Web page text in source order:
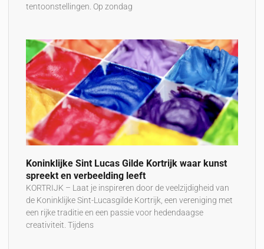
tentoonstellingen. Op zondag
Koninklijke Sint Lucas Gilde Kortrijk waar kunst
spreekt en verbeelding leeft
KORTRIJK – Laat je inspireren door de veelzijdigheid van
de Koninklijke Sint-Lucasgilde Kortrijk, een vereniging met
een rijke traditie en een passie voor hedendaagse
creativiteit. Tijdens